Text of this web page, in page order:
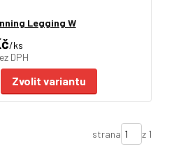
Legging W
/ks
DPH
Zvolit variantu
strana z 1